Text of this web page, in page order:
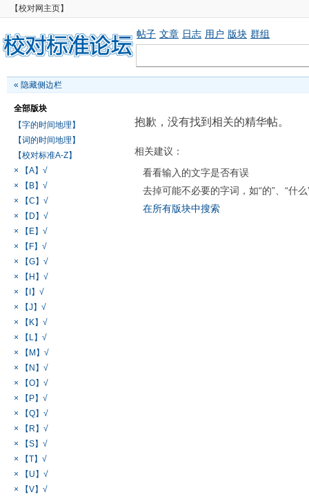
【校对网主页】
帖子 文章 日志 用户 版块 群组
« 隐藏侧边栏
全部版块
【字的时间地理】
【词的时间地理】
【校对标准A-Z】
× 【A】√
× 【B】√
× 【C】√
× 【D】√
× 【E】√
× 【F】√
× 【G】√
× 【H】√
× 【I】√
× 【J】√
× 【K】√
× 【L】√
× 【M】√
× 【N】√
× 【O】√
× 【P】√
× 【Q】√
× 【R】√
× 【S】√
× 【T】√
× 【U】√
× 【V】√
抱歉，没有找到相关的精华帖。
相关建议：
看看输入的文字是否有误
去掉可能不必要的字词，如“的”、“什么
在所有版块中搜索